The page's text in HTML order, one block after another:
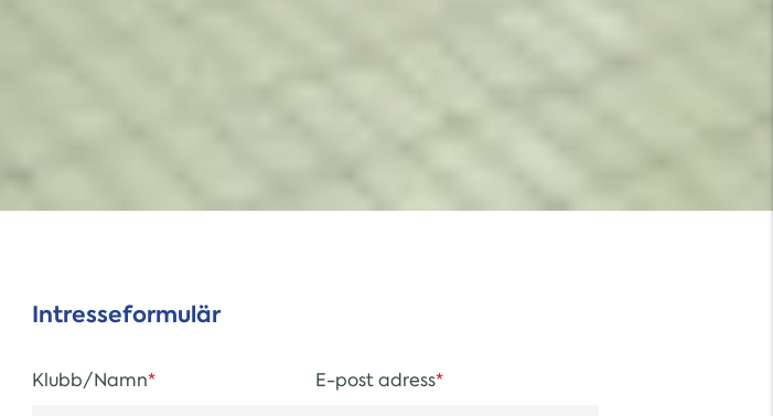
Intresseformulär
Klubb/Namn E-post adress